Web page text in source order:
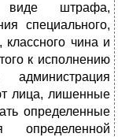
виде штрафа,
специального,
классного чина и
к исполнению
лица, лишенные
определенные
определенной